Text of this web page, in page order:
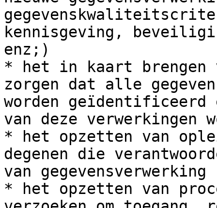
kennisgeving,
enz;)
* het in kaart brengen
zorgen dat alle
worden
van deze verwerkingen
* het opzetten van
degenen die
van gegevensverwerking
* het opzetten van